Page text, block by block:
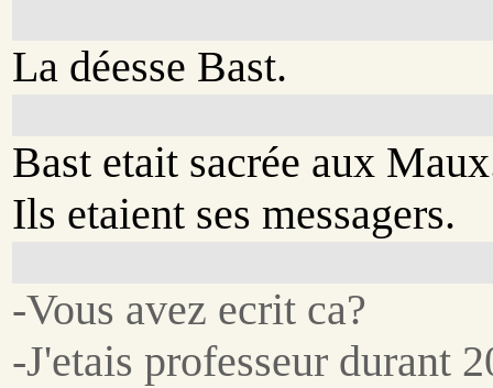
La déesse Bast.
Bast etait sacrée aux
Ils etaient ses messagers.
-Vous avez ecrit ca?
-J'etais professeur durant